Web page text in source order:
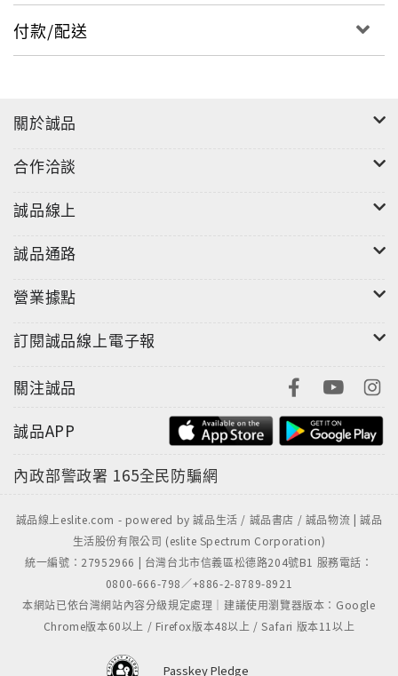
付款/配送
關於誠品
合作洽談
誠品線上
誠品通路
營業據點
訂閱誠品線上電子報
關注誠品
誠品APP
內政部警政署 165全民防騙網
誠品線上eslite.com - powered by 誠品生活 / 誠品書店 / 誠品物流 | 誠品
生活股份有限公司 (eslite Spectrum Corporation)
統一編號：27952966 | 台灣台北市信義區松德路204號B1 服務電話：
0800-666-798／+886-2-8789-8921
本網站已依台灣網站內容分級規定處理｜建議使用瀏覽器版本：Google
Chrome版本60以上 / Firefox版本48以上 / Safari 版本11以上
Passkey Pledge